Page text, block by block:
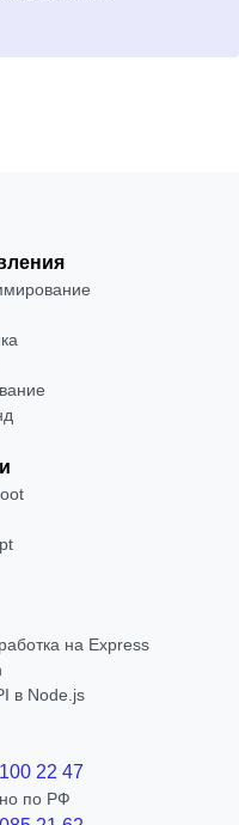
на Express
в Node.js
22 47
по РФ